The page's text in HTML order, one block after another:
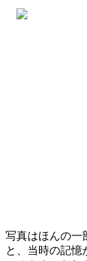
写真はほんの一
と、当時の記憶